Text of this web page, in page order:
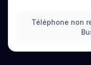
Téléphone non